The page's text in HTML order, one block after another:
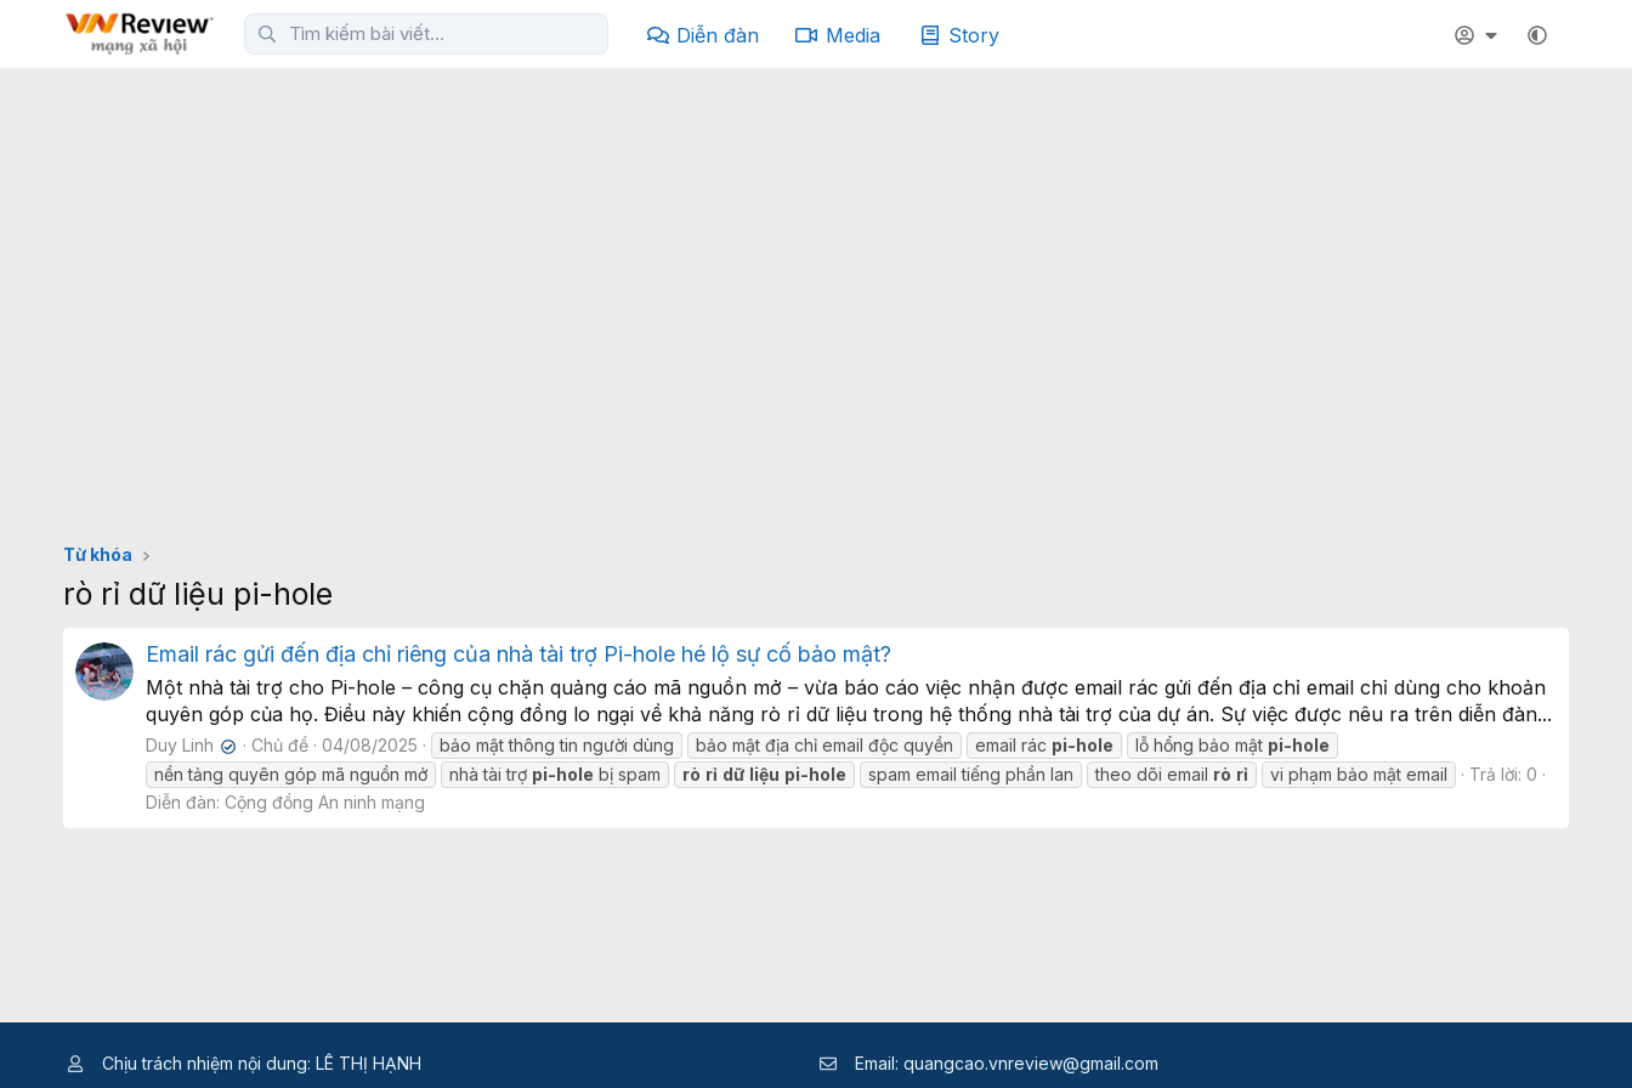
Diễn đàn Media Story
Từ khóa
rò rỉ dữ liệu pi-hole
Email rác gửi đến địa chỉ riêng của nhà tài trợ Pi-hole hé lộ sự cố bảo mật?
Một nhà tài trợ cho Pi-hole – công cụ chặn quảng cáo mã nguồn mở – vừa báo cáo việc nhận được email rác gửi đến địa chỉ email chỉ dùng cho khoản
quyên góp của họ. Điều này khiến cộng đồng lo ngại về khả năng rò rỉ dữ liệu trong hệ thống nhà tài trợ của dự án. Sự việc được nêu ra trên diễn đàn...
Duy Linh ✔ Chủ đề 04/08/2025 bảo mật thông tin người dùng bảo mật địa chỉ email độc quyền email rác pi-hole lỗ hổng bảo mật pi-hole
nền tảng quyên góp mã nguồn mở
nhà tài trợ pi-hole bị spam rò rỉ dữ liệu pi-hole spam email tiếng phần lan theo dõi email rò rỉ vi phạm bảo mật email
Trả lời: 0
Diễn đàn: Cộng đồng An ninh mạng
Chịu trách nhiệm nội dung: LÊ THỊ HẠNH Email: quangcao.vnreview@gmail.com